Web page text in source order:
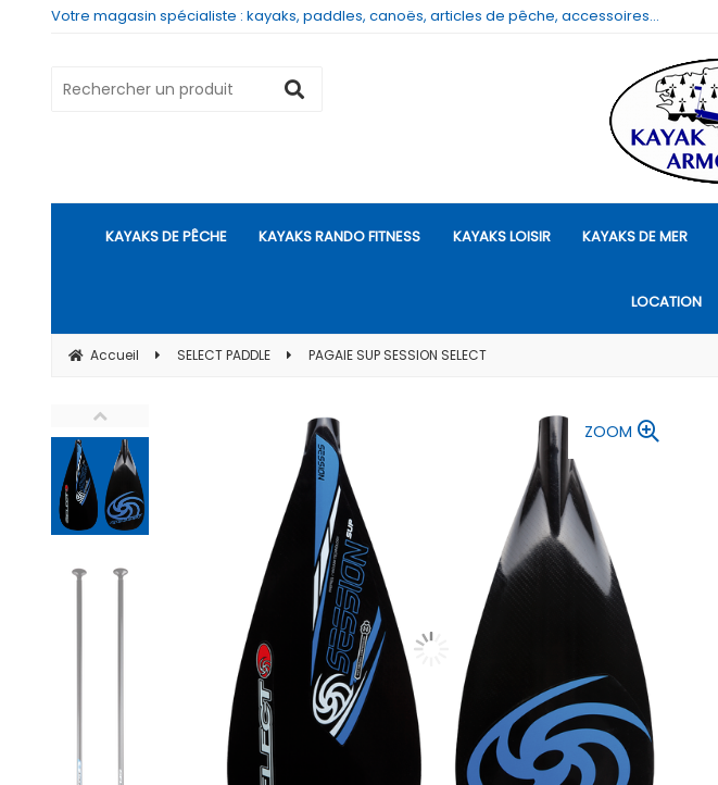
Votre magasin spécialiste : kayaks, paddles, canoës, articles de pêche, accessoires...
KAYAKS DE PÊCHE KAYAKS RANDO FITNESS KAYAKS LOISIR KAYAKS DE MER
LOCATION
Accueil SELECT PADDLE PAGAIE SUP SESSION SELECT
ZOOM